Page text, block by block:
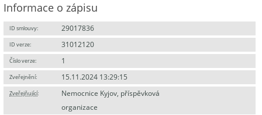
Informace o zápisu
ID smlouvy: 29017836
ID verze: 31012120
Číslo verze: 1
Zveřejnění: 15.11.2024 13:29:15
Zveřejňující:
Nemocnice Kyjov, příspěvková
organizace